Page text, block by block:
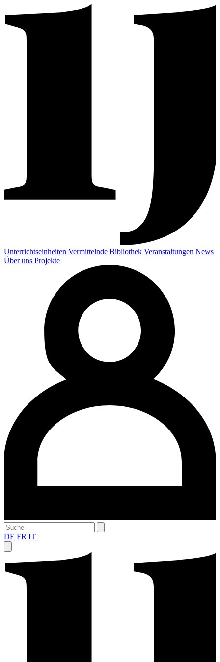
Unterrichtseinheiten Vermittelnde Bibliothek Veranstaltungen News
Über uns Projekte
DE FR IT